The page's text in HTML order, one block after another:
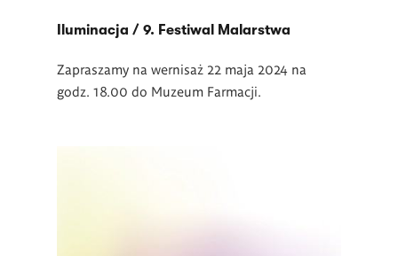
Iluminacja / 9. Festiwal Malarstwa
Zapraszamy na wernisaż 22 maja 2024 na
godz. 18.00 do Muzeum Farmacji.